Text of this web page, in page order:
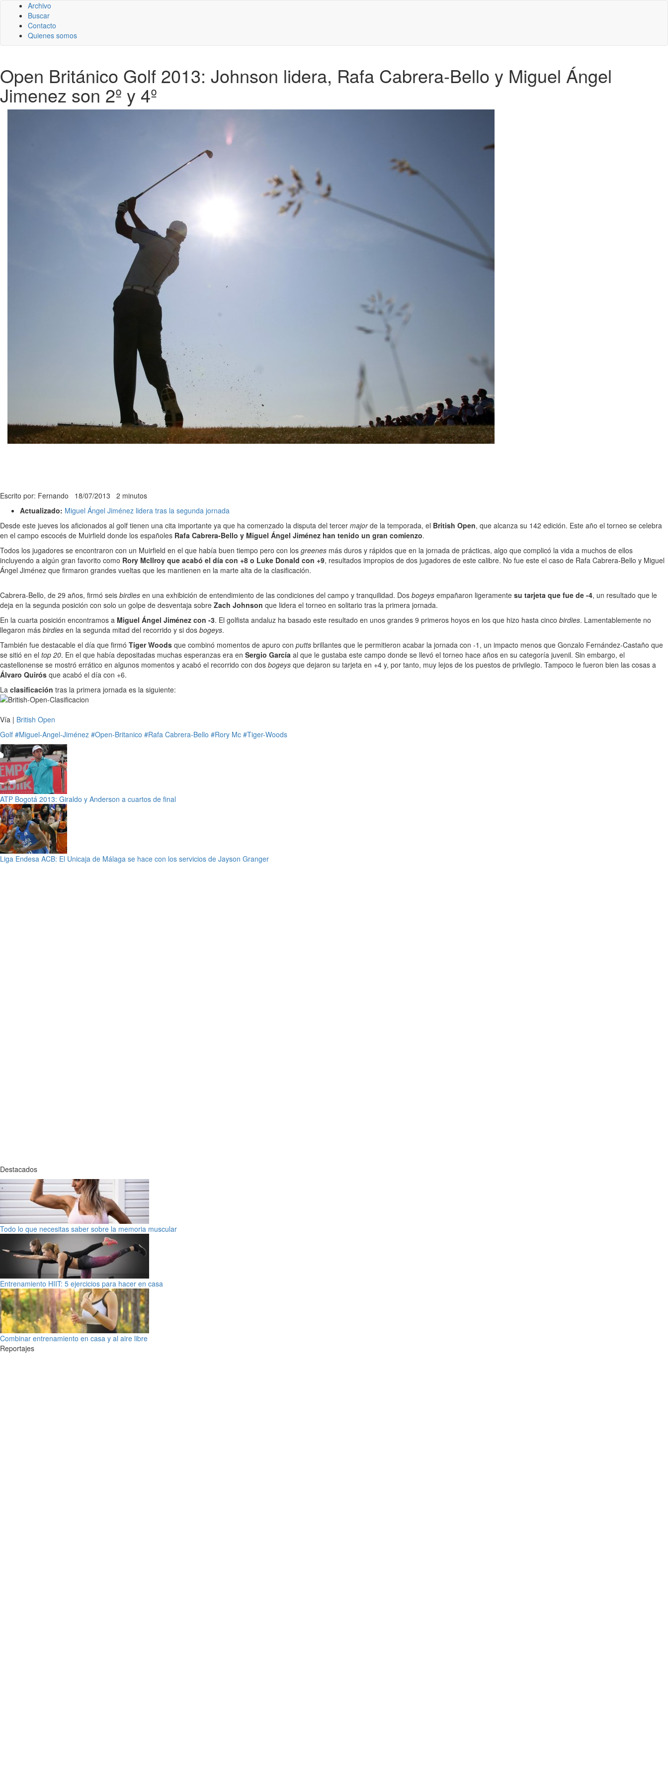
Archivo
Buscar
Contacto
Quienes somos
Open Británico Golf 2013: Johnson lidera, Rafa Cabrera-Bello y Miguel Ángel
Jimenez son 2º y 4º
Escrito por: Fernando 18/07/2013 2 minutos
Actualizado: Miguel Ángel Jiménez lidera tras la segunda jornada
Desde este jueves los aficionados al golf tienen una cita importante ya que ha comenzado la disputa del tercer majorde la temporada, el British Open, que alcanza su 142 edición. Este año el torneo se celebra
en el campo escocés de Muirfield donde los españoles Rafa Cabrera-Bello y Miguel Ángel Jiménez han tenido un gran comienzo.
Todos los jugadores se encontraron con un Muirfield en el que había buen tiempo pero con los greenes más duros y rápidos que en la jornada de prácticas, algo que complicó la vida a muchos de ellos
incluyendo a algún gran favorito como Rory McIlroy que acabó el día con +8 o Luke Donald con +9, resultados impropios de dos jugadores de este calibre. No fue este el caso de Rafa Cabrera-Bello y Miguel
Ángel Jiménez que firmaron grandes vueltas que les mantienen en la marte alta de la clasificación.
Cabrera-Bello, de 29 años, firmó seis birdies en una exhibición de entendimiento de las condiciones del campo y tranquilidad. Dos bogeys empañaron ligeramente su tarjeta que fue de -4, un resultado que le
deja en la segunda posición con solo un golpe de desventaja sobre Zach Johnson que lidera el torneo en solitario tras la primera jornada.
En la cuarta posición encontramos a Miguel Ángel Jiménez con -3. El golfista andaluz ha basado este resultado en unos grandes 9 primeros hoyos en los que hizo hasta cinco birdies. Lamentablemente no
llegaron más birdies en la segunda mitad del recorrido y si dos bogeys.
También fue destacable el día que firmó Tiger Woods que combinó momentos de apuro con putts brillantes que le permitieron acabar la jornada con -1, un impacto menos que Gonzalo Fernández-Castaño que
se sitió en el top 20. En el que había depositadas muchas esperanzas era en Sergio García al que le gustaba este campo donde se llevó el torneo hace años en su categoría juvenil. Sin embargo, el
castellonense se mostró errático en algunos momentos y acabó el recorrido con dos bogeys que dejaron su tarjeta en +4 y, por tanto, muy lejos de los puestos de privilegio. Tampoco le fueron bien las cosas a
Álvaro Quirós que acabó el día con +6.
La clasificación tras la primera jornada es la siguiente:
Vía | British Open
Golf #Miguel-Angel-Jiménez #Open-Britanico #Rafa Cabrera-Bello #Rory Mc #Tiger-Woods
ATP Bogotá 2013: Giraldo y Anderson a cuartos de final
Liga Endesa ACB: El Unicaja de Málaga se hace con los servicios de Jayson Granger
Destacados
Todo lo que necesitas saber sobre la memoria muscular
Entrenamiento HIIT: 5 ejercicios para hacer en casa
Combinar entrenamiento en casa y al aire libre
Reportajes